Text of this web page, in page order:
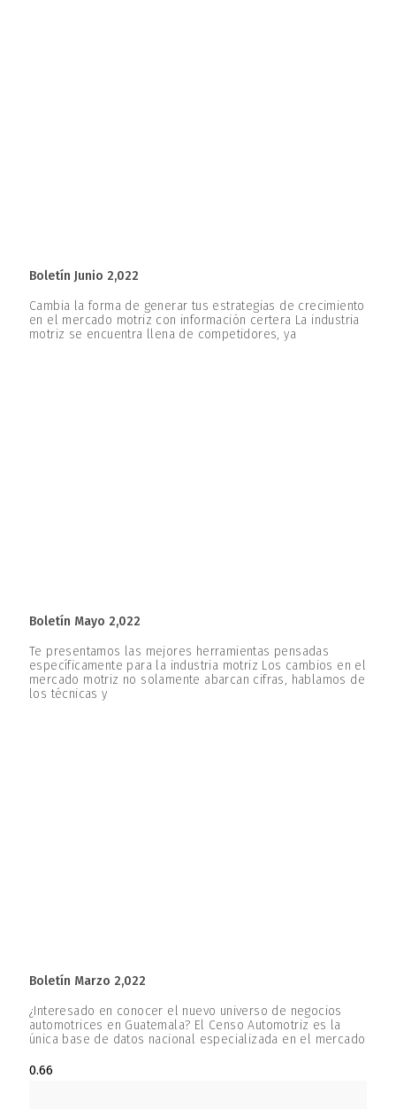
Boletín Junio 2,022
Cambia la forma de generar tus estrategias de crecimiento
en el mercado motriz con información certera La industria
motriz se encuentra llena de competidores, ya
Boletín Mayo 2,022
Te presentamos las mejores herramientas pensadas
específicamente para la industria motriz Los cambios en el
mercado motriz no solamente abarcan cifras, hablamos de
los técnicas y
Boletín Marzo 2,022
¿Interesado en conocer el nuevo universo de negocios
automotrices en Guatemala? El Censo Automotriz es la
única base de datos nacional especializada en el mercado